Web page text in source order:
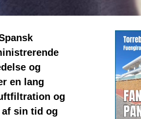
og
en lang
og
sin tid og